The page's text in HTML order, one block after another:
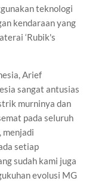
teknologi
kendaraan yang
‘Rubik's
Arief
sangat antusias
murninya dan
pada seluruh
menjadi
setiap
sudah kami juga
evolusi MG